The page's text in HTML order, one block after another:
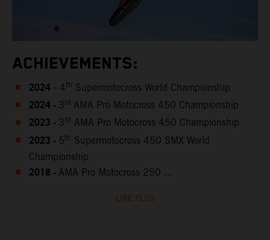
ACHIEVEMENTS:
2024 - 4th Supermotocross World Championship
2024 - 3 rd AMA Pro Motocross 450 Championship
2023 - 3 rd AMA Pro Motocross 450 Championship
2023 - 5th Supermotocross 450 SMX World
Championship
2018 - AMA Pro Motocross 250 ...
LIRE PLUS